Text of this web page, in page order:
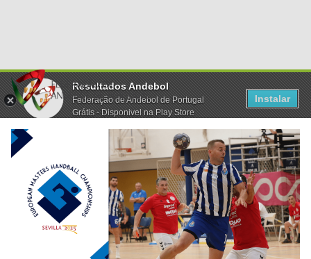
Resultados Andebol
Federação de Andebol de Portugal
Grátis - Disponivel na Play Store
Instalar